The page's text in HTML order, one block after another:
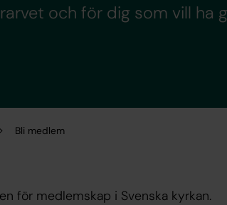
Bli medlem
och för dig som vill ha
för medlemskap i Svenska kyrkan.